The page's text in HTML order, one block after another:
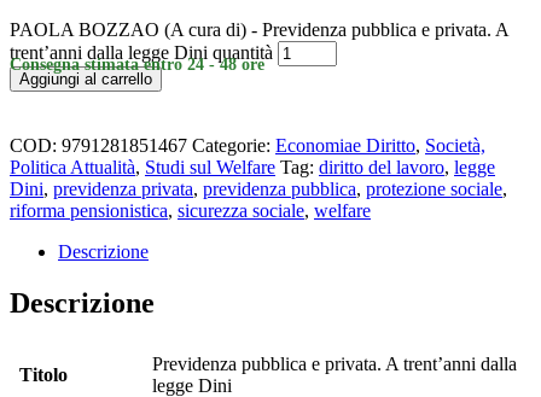
PAOLA BOZZAO (A cura di) - Previdenza pubblica e privata. A
trent’anni dalla legge Dini quantità
Aggiungi al carrello
Consegna stimata entro 24 - 48 ore
COD: 9791281851467 Categorie: Economiae Diritto, Società,
Politica Attualità, Studi sul Welfare Tag: diritto del lavoro, legge
Dini, previdenza privata, previdenza pubblica, protezione sociale,
riforma pensionistica, sicurezza sociale, welfare
Descrizione
Descrizione
Titolo
Previdenza pubblica e privata. A trent’anni dalla
legge Dini